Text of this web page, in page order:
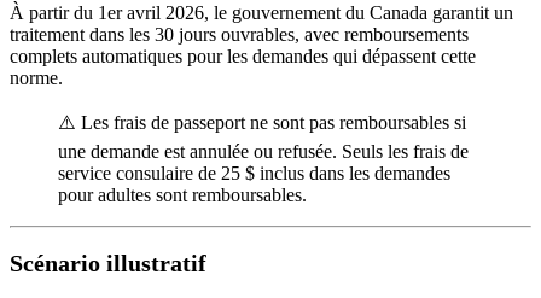
À partir du 1er avril 2026, le gouvernement du Canada garantit un
traitement dans les 30 jours ouvrables, avec remboursements
complets automatiques pour les demandes qui dépassent cette
norme.
⚠️ Les frais de passeport ne sont pas remboursables si
une demande est annulée ou refusée. Seuls les frais de
service consulaire de 25 $ inclus dans les demandes
pour adultes sont remboursables.
Scénario illustratif